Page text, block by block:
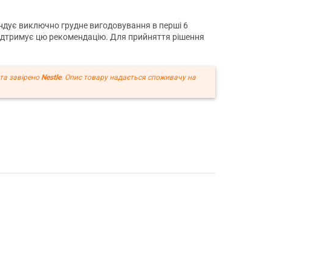
виключно грудне вигодовування в перші 6
цю рекомендацію. Для прийняття рішення
завірено Nestle. Опис товару надається споживачу на